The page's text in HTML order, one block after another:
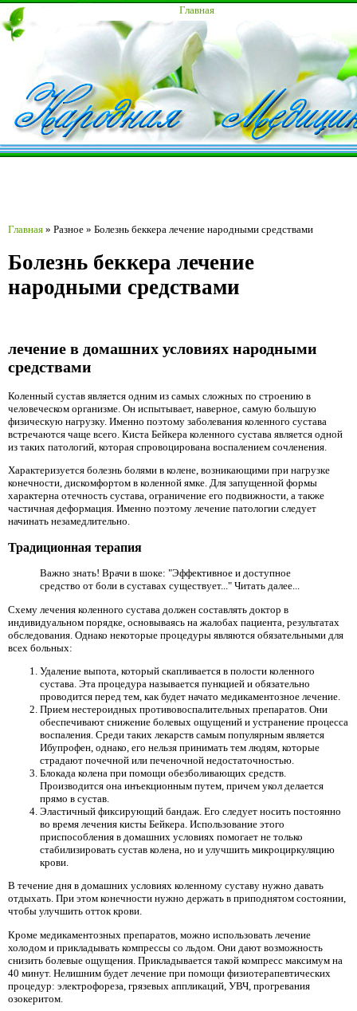
Главная
Главная » Разное » Болезнь беккера лечение народными средствами
Болезнь беккера лечение
народными средствами
лечение в домашних условиях народными
средствами
Коленный сустав является одним из самых сложных по строению в
человеческом организме. Он испытывает, наверное, самую большую
физическую нагрузку. Именно поэтому заболевания коленного сустава
встречаются чаще всего. Киста Бейкера коленного сустава является одной
из таких патологий, которая спровоцирована воспалением сочленения.
Характеризуется болезнь болями в колене, возникающими при нагрузке
конечности, дискомфортом в коленной ямке. Для запущенной формы
характерна отечность сустава, ограничение его подвижности, а также
частичная деформация. Именно поэтому лечение патологии следует
начинать незамедлительно.
Традиционная терапия
Важно знать! Врачи в шоке: "Эффективное и доступное
средство от боли в суставах существует..." Читать далее...
Схему лечения коленного сустава должен составлять доктор в
индивидуальном порядке, основываясь на жалобах пациента, результатах
обследования. Однако некоторые процедуры являются обязательными для
всех больных:
Удаление выпота, который скапливается в полости коленного
сустава. Эта процедура называется пункцией и обязательно
проводится перед тем, как будет начато медикаментозное лечение.
Прием нестероидных противовоспалительных препаратов. Они
обеспечивают снижение болевых ощущений и устранение процесса
воспаления. Среди таких лекарств самым популярным является
Ибупрофен, однако, его нельзя принимать тем людям, которые
страдают почечной или печеночной недостаточностью.
Блокада колена при помощи обезболивающих средств.
Производится она инъекционным путем, причем укол делается
прямо в сустав.
Эластичный фиксирующий бандаж. Его следует носить постоянно
во время лечения кисты Бейкера. Использование этого
приспособления в домашних условиях помогает не только
стабилизировать сустав колена, но и улучшить микроциркуляцию
крови.
В течение дня в домашних условиях коленному суставу нужно давать
отдыхать. При этом конечности нужно держать в приподнятом состоянии,
чтобы улучшить отток крови.
Кроме медикаментозных препаратов, можно использовать лечение
холодом и прикладывать компрессы со льдом. Они дают возможность
снизить болевые ощущения. Прикладывается такой компресс максимум на
40 минут. Нелишним будет лечение при помощи физиотерапевтических
процедур: электрофореза, грязевых аппликаций, УВЧ, прогревания
озокеритом.